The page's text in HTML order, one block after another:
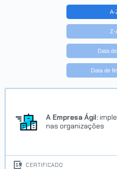
Trilha
Concluído
VER
A-
Z-
Data
Data de
A Empresa Ágil:
nas organizações
CERTIFICADO